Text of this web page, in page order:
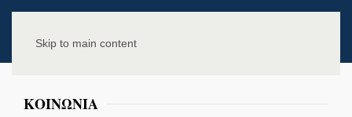
Skip to main content
ΚΟΙΝΩΝΙΑ